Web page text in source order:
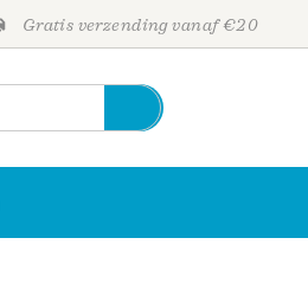
Gratis verzending vanaf €20
Personen